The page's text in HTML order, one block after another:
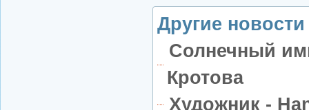
Другие
Солнечный
Кротова
Художник -